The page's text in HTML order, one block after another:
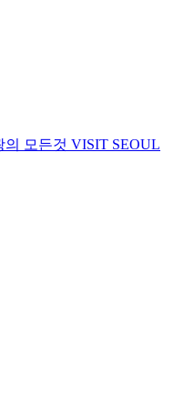
의 모든것 VISIT SEOUL